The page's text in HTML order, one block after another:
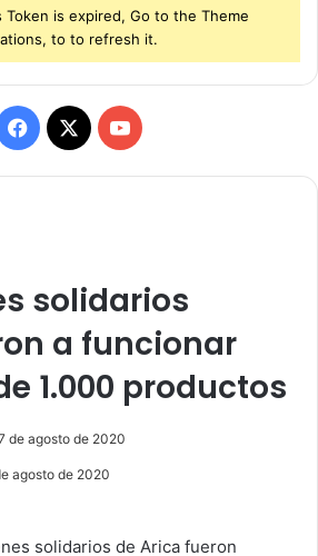
solidarios
a funcionar
1.000 productos
de agosto de 2020
agosto de 2020
solidarios de Arica fueron
Token is expired, Go to the Theme
to to refresh it.
F
a
b
o
o
k
X
Y
o
u
b
e